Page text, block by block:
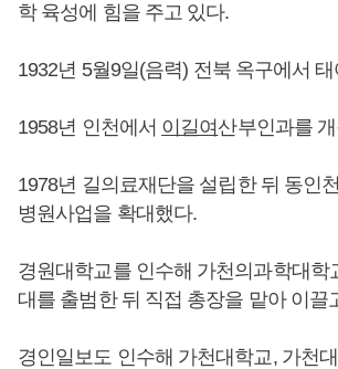
학 육성에 힘을 주고 있다.
1932년 5월9일(음력) 전북 옥구에서
1958년 인천에서 이길여 산부인과를
1978년 길의료재단을 설립한 뒤 동인
병원사업을 확대했다.
경원대학교를 인수해 가천의과학대학
대를 출범한 뒤 직접 총장을 맡아 이끌
경인일보도 인수해 가천대학교, 가천